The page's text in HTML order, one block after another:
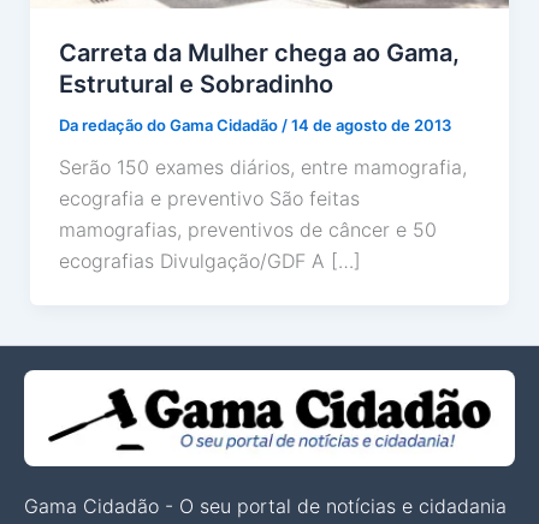
Carreta da Mulher chega ao Gama,
Estrutural e Sobradinho
Da redação do Gama Cidadão/14 de agosto de 2013
Serão 150 exames diários, entre mamografia,
ecografia e preventivo São feitas
mamografias, preventivos de câncer e 50
ecografias Divulgação/GDF A […]
Gama Cidadão - O seu portal de notícias e cidadania